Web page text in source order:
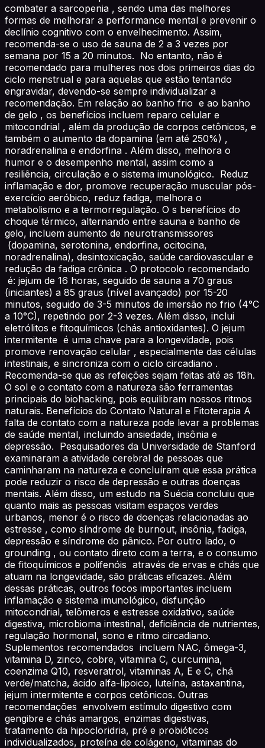
combater a sarcopenia , sendo uma das melhores
formas de melhorar a performance mental e prevenir o
declínio cognitivo com o envelhecimento. Assim,
recomenda-se o uso de sauna de 2 a 3 vezes por
semana por 15 a 20 minutos. No entanto, não é
recomendado para mulheres nos dois primeiros dias do
ciclo menstrual e para aquelas que estão tentando
engravidar, devendo-se sempre individualizar a
recomendação. Em relação ao banho frio e ao banho
de gelo , os benefícios incluem reparo celular e
mitocondrial , além da produção de corpos cetônicos, e
também o aumento da dopamina (em até 250%) ,
noradrenalina e endorfina . Além disso, melhora o
humor e o desempenho mental, assim como a
resiliência, circulação e o sistema imunológico. Reduz
inflamação e dor, promove recuperação muscular pós-
exercício aeróbico, reduz fadiga, melhora o
metabolismo e a termorregulação. O s benefícios do
choque térmico, alternando entre sauna e banho de
gelo, incluem aumento de neurotransmissores
(dopamina, serotonina, endorfina, ocitocina,
noradrenalina), desintoxicação, saúde cardiovascular e
redução da fadiga crônica . O protocolo recomendado
é: jejum de 16 horas, seguido de sauna a 70 graus
(iniciantes) a 85 graus (nível avançado) por 15-20
minutos, seguido de 3-5 minutos de imersão no frio (4°C
a 10°C), repetindo por 2-3 vezes. Além disso, inclui
eletrólitos e fitoquímicos (chás antioxidantes). O jejum
intermitente é uma chave para a longevidade, pois
promove renovação celular , especialmente das células
intestinais, e sincroniza com o ciclo circadiano .
Recomenda-se que as refeições sejam feitas até as 18h.
O sol e o contato com a natureza são ferramentas
principais do biohacking, pois equilibram nossos ritmos
naturais. Benefícios do Contato Natural e Fitoterapia A
falta de contato com a natureza pode levar a problemas
de saúde mental, incluindo ansiedade, insônia e
depressão. Pesquisadores da Universidade de Stanford
examinaram a atividade cerebral de pessoas que
caminharam na natureza e concluíram que essa prática
pode reduzir o risco de depressão e outras doenças
mentais. Além disso, um estudo na Suécia concluiu que
quanto mais as pessoas visitam espaços verdes
urbanos, menor é o risco de doenças relacionadas ao
estresse , como síndrome de burnout, insônia, fadiga,
depressão e síndrome do pânico. Por outro lado, o
grounding , ou contato direto com a terra, e o consumo
de fitoquímicos e polifenóis através de ervas e chás que
atuam na longevidade, são práticas eficazes. Além
dessas práticas, outros focos importantes incluem
inflamação e sistema imunológico, disfunção
mitocondrial, telômeros e estresse oxidativo, saúde
digestiva, microbioma intestinal, deficiência de nutrientes,
regulação hormonal, sono e ritmo circadiano.
Suplementos recomendados incluem NAC, ômega-3,
vitamina D, zinco, cobre, vitamina C, curcumina,
coenzima Q10, resveratrol, vitaminas A, E e C, chá
verde/matcha, ácido alfa-lipoico, luteína, astaxantina,
jejum intermitente e corpos cetônicos. Outras
recomendações envolvem estímulo digestivo com
gengibre e chás amargos, enzimas digestivas,
tratamento da hipocloridria, pré e probióticos
individualizados, proteína de colágeno, vitaminas do